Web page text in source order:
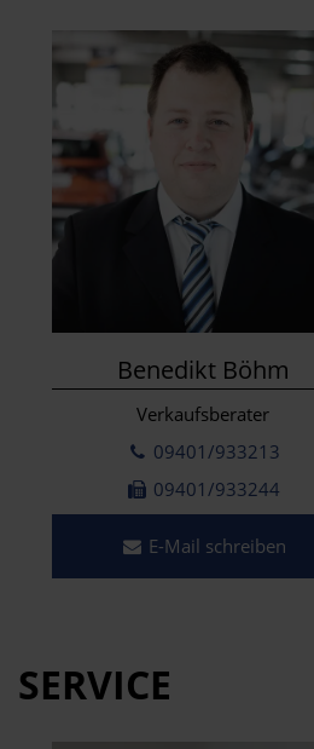
Benedikt Böhm
Verkaufsberater
09401/933213
09401/933244
E-Mail schreiben
SERVICE